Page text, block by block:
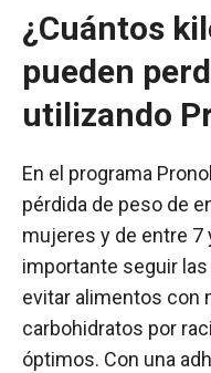
¿Cuántos
pueden
utilizando
En el programa
pérdida de peso de
mujeres y de entre 7
importante seguir
evitar alimentos con
carbohidratos por
óptimos. Con una